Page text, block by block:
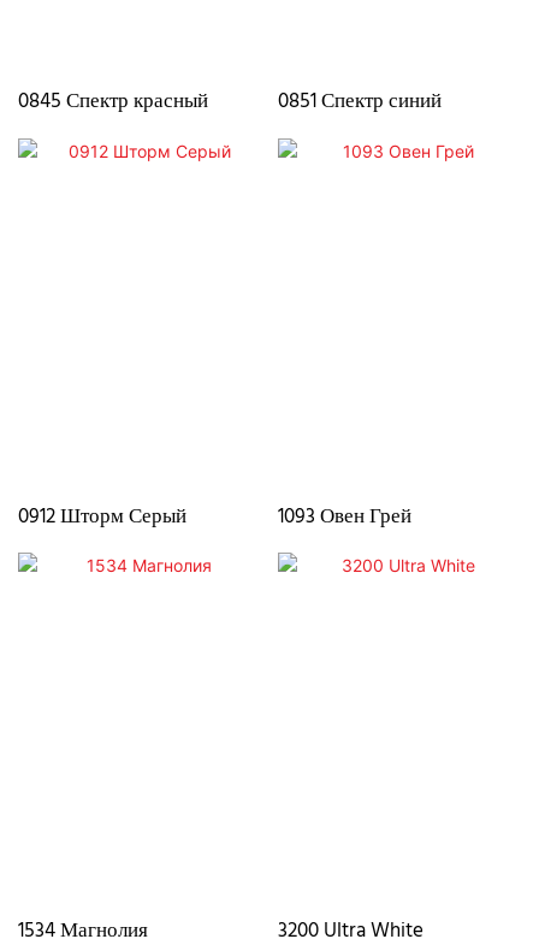
0845 Спектр красный 0851 Спектр синий
0912 Шторм Серый 1093 Овен Грей
1534 Магнолия 3200 Ultra White